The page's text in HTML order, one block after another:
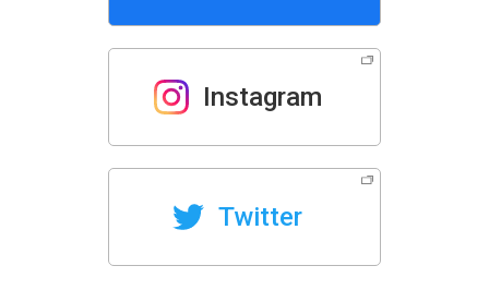
Instagram
Twitter